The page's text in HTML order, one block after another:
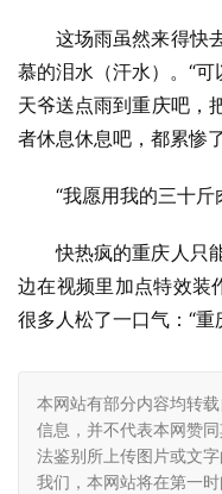
这场雨虽然来得快
慕的泪水（汗水）。“
天爷送点雨到重庆吧，
者休息休息吧，都累惨
“我愿用我的三十
快热疯的重庆人只
边在视频里加点特效装
很多人松了一口气：“
本网站有部分内容均转
信息，并不代表本网赞
法鉴别所上传图片或文
我们，本网站将在第一